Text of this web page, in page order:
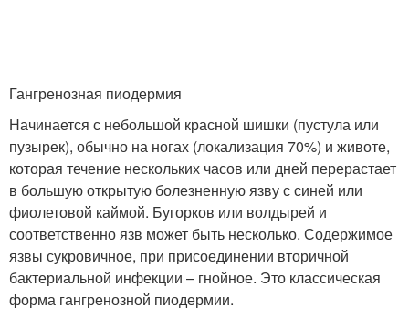
Гангренозная пиодермия
Начинается с небольшой красной шишки (пустула или
пузырек), обычно на ногах (локализация 70%) и животе,
которая течение нескольких часов или дней перерастает
в большую открытую болезненную язву с синей или
фиолетовой каймой. Бугорков или волдырей и
соответственно язв может быть несколько. Содержимое
язвы сукровичное, при присоединении вторичной
бактериальной инфекции – гнойное. Это классическая
форма гангренозной пиодермии.